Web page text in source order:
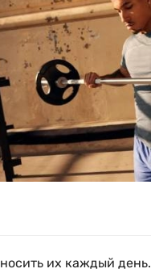
их каждый день.